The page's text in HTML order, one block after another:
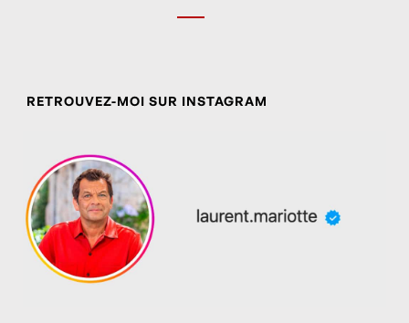
RETROUVEZ-MOI SUR INSTAGRAM